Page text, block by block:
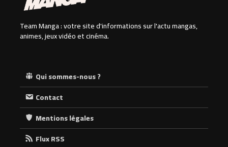
Team Manga : votre site d'informations sur l'actu mangas,
animes, jeux vidéo et cinéma.
Qui sommes-nous ?
Contact
Mentions légales
Flux RSS